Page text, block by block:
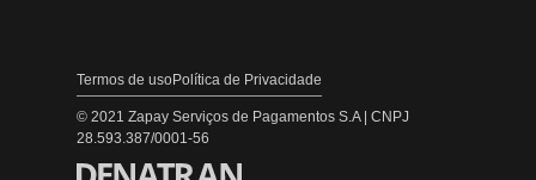
Termos de usoPolítica de Privacidade
© 2021 Zapay Serviços de Pagamentos S.A | CNPJ
28.593.387/0001-56